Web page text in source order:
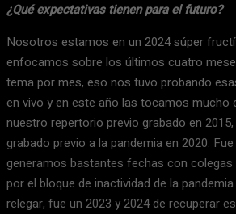
¿Qué expectativas tienen para el futuro?
Nosotros estamos en un 2024 súper
enfocamos sobre los últimos cuatro
tema por mes, eso nos tuvo probando
en vivo y en este año las tocamos mucho
nuestro repertorio previo grabado en
grabado previo a la pandemia en 2020.
generamos bastantes fechas con colegas
por el bloque de inactividad de la
relegar, fue un 2023 y 2024 de recuperar